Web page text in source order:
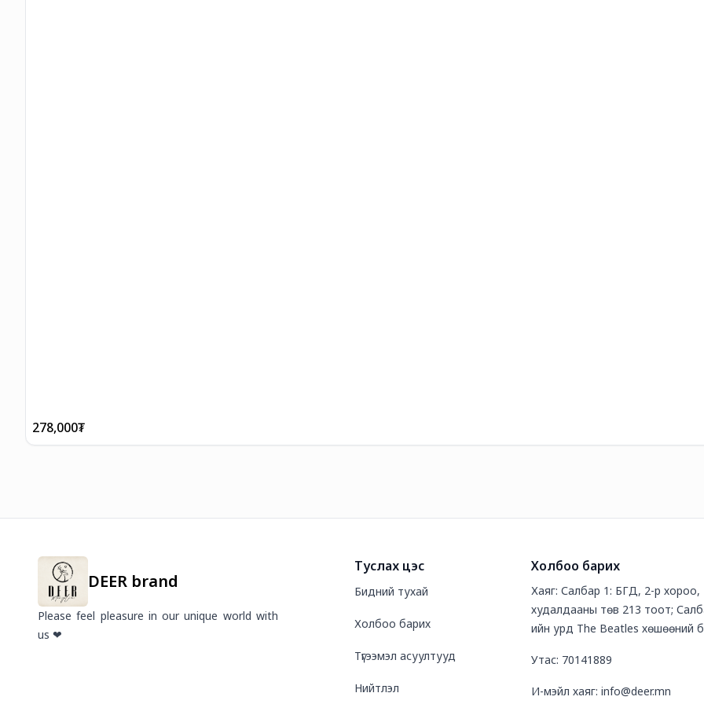
278,000₮
DEER brand
Please feel pleasure in our unique world with
us ❤
Туслах цэс
Бидний тухай
Холбоо барих
Түгээмэл асуултууд
Нийтлэл
Холбоо барих
Хаяг: Салбар 1: БГД, 2-р
худалдааны төв 213 тоот;
ийн урд The Beatles хөшөөний
Утас: 70141889
И-мэйл хаяг: info@deer.mn